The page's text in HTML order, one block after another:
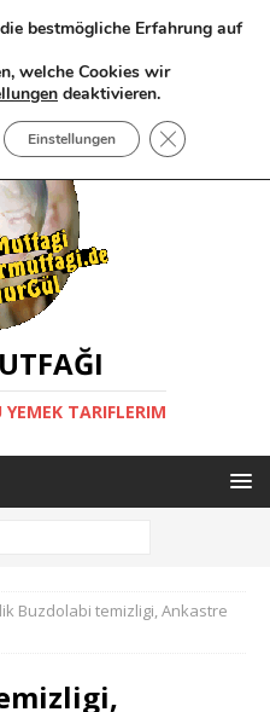
YEMEK TARIFLERIM
Buzdolabi temizligi, Ankastre
bestmögliche Erfahrung auf
welche Cookies wir
deaktivieren.
Einstellungen GDPR